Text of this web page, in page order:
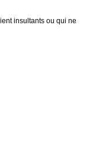
insultants ou qui ne